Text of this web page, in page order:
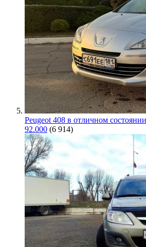
Peugeot 408 в отличном
92.000 (6 914)